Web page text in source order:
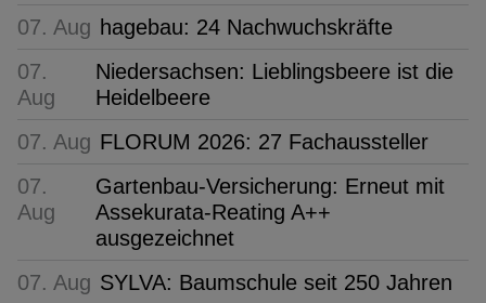
07. Aug hagebau: 24 Nachwuchskräfte
07.
Aug
Niedersachsen: Lieblingsbeere ist die
Heidelbeere
07. Aug FLORUM 2026: 27 Fachaussteller
07.
Aug
Gartenbau-Versicherung: Erneut mit
Assekurata-Reating A++
ausgezeichnet
07. Aug SYLVA: Baumschule seit 250 Jahren